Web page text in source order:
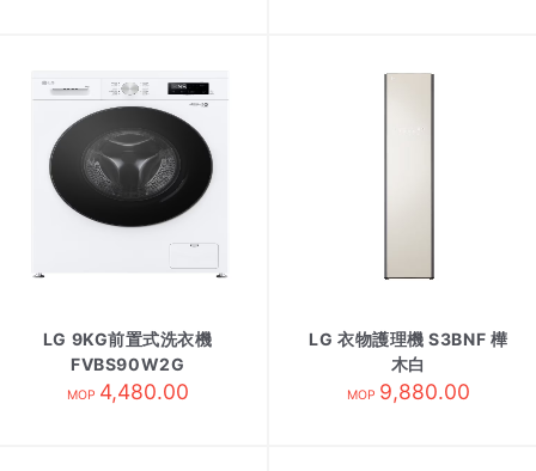
LG 9KG前置式洗衣機
FVBS90W2G
MOP 4,480.00
LG 衣物護理機 S3BNF 樺
木白
MOP 9,880.00